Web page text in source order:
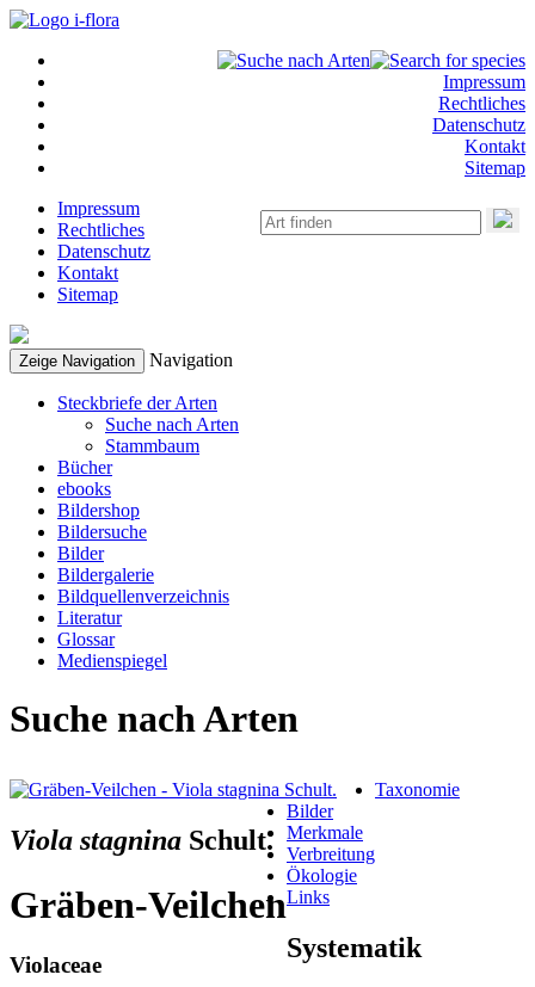
Impressum
Rechtliches
Datenschutz
Kontakt
Sitemap
Impressum
Rechtliches
Datenschutz
Kontakt
Sitemap
Zeige Navigation Navigation
Steckbriefe der Arten
Suche nach Arten
Stammbaum
Bücher
ebooks
Bildershop
Bildersuche
Bilder
Bildergalerie
Bildquellenverzeichnis
Literatur
Glossar
Medienspiegel
Suche nach Arten
Viola stagnina Schult.
Gräben-Veilchen
Violaceae
Taxonomie
Bilder
Merkmale
Verbreitung
Ökologie
Links
Systematik